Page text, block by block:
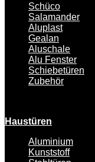
Schüco
Salamander
Aluplast
Gealan
Aluschale
Alu Fenster
Schiebetüren
Zubehör
Haustüren
Aluminium
Kunststoff